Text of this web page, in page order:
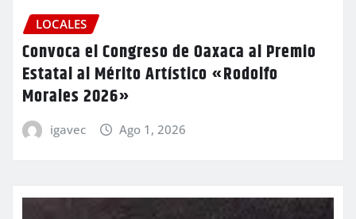
LOCALES
Convoca el Congreso de Oaxaca al Premio
Estatal al Mérito Artístico «Rodolfo
Morales 2026»
igavec Ago 1, 2026